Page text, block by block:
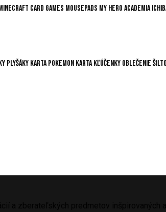
Card Games Mousepads My Hero Academia
Plyšáky Karta Pokemon karta Kľúčenky Oblečenie